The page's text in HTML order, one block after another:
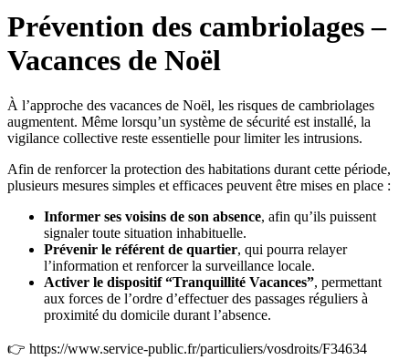
Prévention des cambriolages –
Vacances de Noël
À l’approche des vacances de Noël, les risques de cambriolages
augmentent. Même lorsqu’un système de sécurité est installé, la
vigilance collective reste essentielle pour limiter les intrusions.
Afin de renforcer la protection des habitations durant cette période,
plusieurs mesures simples et efficaces peuvent être mises en place :
Informer ses voisins de son absence, afin qu’ils puissent
signaler toute situation inhabituelle.
Prévenir le référent de quartier, qui pourra relayer
l’information et renforcer la surveillance locale.
Activer le dispositif “Tranquillité Vacances”, permettant
aux forces de l’ordre d’effectuer des passages réguliers à
proximité du domicile durant l’absence.
👉 https://www.service-public.fr/particuliers/vosdroits/F34634